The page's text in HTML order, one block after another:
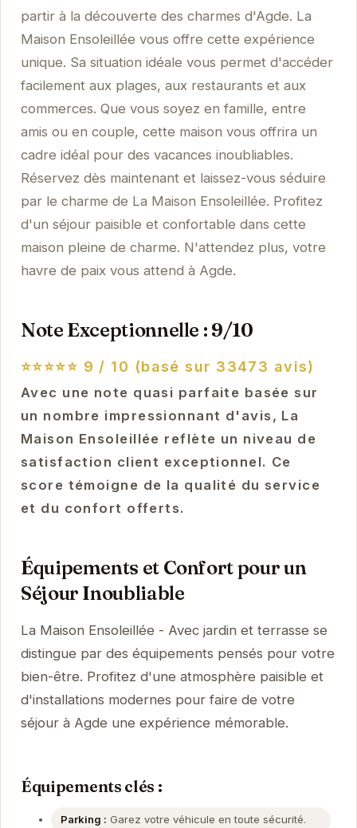
partir à la découverte des charmes d'Agde. La
Maison Ensoleillée vous offre cette expérience
unique. Sa situation idéale vous permet d'accéder
facilement aux plages, aux restaurants et aux
commerces. Que vous soyez en famille, entre
amis ou en couple, cette maison vous offrira un
cadre idéal pour des vacances inoubliables.
Réservez dès maintenant et laissez-vous séduire
par le charme de La Maison Ensoleillée. Profitez
d'un séjour paisible et confortable dans cette
maison pleine de charme. N'attendez plus, votre
havre de paix vous attend à Agde.
Note Exceptionnelle : 9/10
⭐⭐⭐⭐⭐ 9 / 10 (basé sur 33473 avis)
Avec une note quasi parfaite basée sur
un nombre impressionnant d'avis, La
Maison Ensoleillée reflète un niveau de
satisfaction client exceptionnel. Ce
score témoigne de la qualité du service
et du confort offerts.
Équipements et Confort pour un
Séjour Inoubliable
La Maison Ensoleillée - Avec jardin et terrasse se
distingue par des équipements pensés pour votre
bien-être. Profitez d'une atmosphère paisible et
d'installations modernes pour faire de votre
séjour à Agde une expérience mémorable.
Équipements clés :
Parking : Garez votre véhicule en toute sécurité.